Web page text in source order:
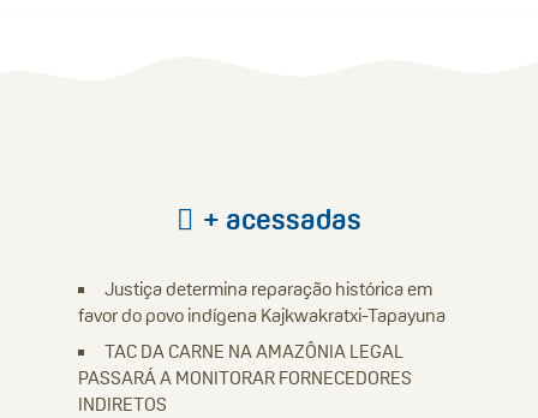
+ acessadas
Justiça determina reparação histórica em
favor do povo indígena Kajkwakratxi-Tapayuna
TAC DA CARNE NA AMAZÔNIA LEGAL
PASSARÁ A MONITORAR FORNECEDORES
INDIRETOS